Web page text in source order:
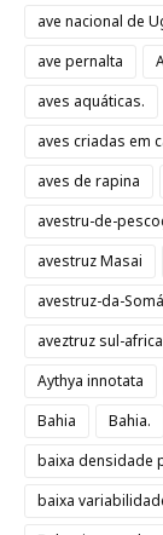
ave nacional de
ave pernalta
aves aquáticas.
aves criadas em
aves de rapina
avestru-de-
avestruz Masai
avestruz-da-
aveztruz sul-
Aythya innotata
Bahia
Bahia.
baixa densidade
baixa